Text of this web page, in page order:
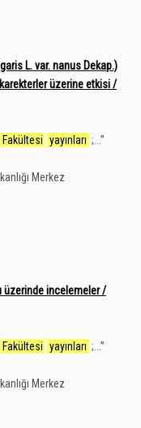
L. var. nanus Dekap.)
karekterler üzerine etkisi /
Fakültesi yayınları ;... ”
Merkez
üzerinde incelemeler /
Fakültesi yayınları ;... ”
Merkez